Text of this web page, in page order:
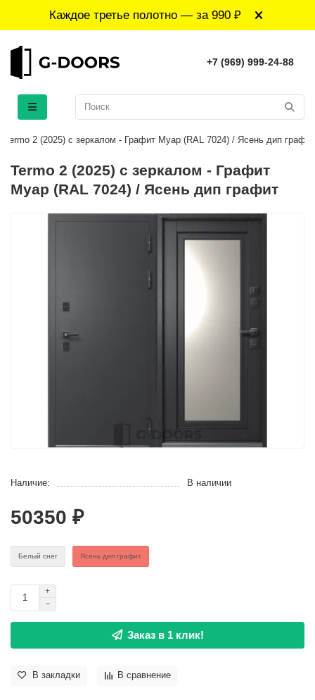
Каждое третье полотно — за 990 ₽
+7 (969) 999-24-88
Termo 2 (2025) с зеркалом - Графит Муар (RAL 7024) / Ясень дип графит
Termo 2 (2025) с зеркалом - Графит
Муар (RAL 7024) / Ясень дип графит
Наличие: В наличии
50350 ₽
Белый снег Ясень дип графит
Заказ в 1 клик!
В закладки В сравнение